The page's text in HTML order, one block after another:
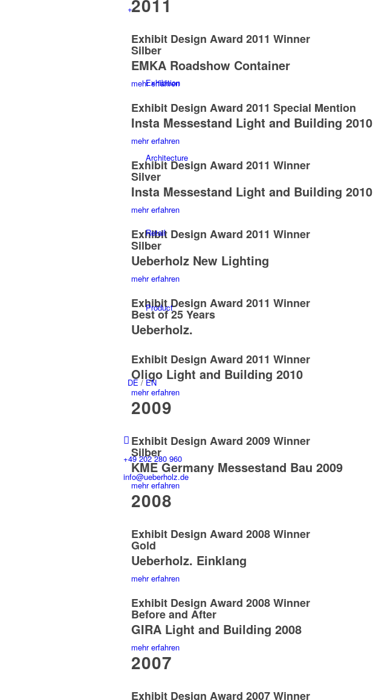
+
Exhibition
Architecture
Retail
Product
DE/EN
+49 202 280 960
info@ueberholz.de
2011
Exhibit Design Award 2011 Winner
Silber
EMKA Roadshow Container
mehr erfahren
Exhibit Design Award 2011 Special Mention
Insta Messestand Light and Building 2010
mehr erfahren
Exhibit Design Award 2011 Winner
Silver
Insta Messestand Light and Building 2010
mehr erfahren
Exhibit Design Award 2011 Winner
Silber
Ueberholz New Lighting
mehr erfahren
Exhibit Design Award 2011 Winner
Best of 25 Years
Ueberholz.
Exhibit Design Award 2011 Winner
Oligo Light and Building 2010
mehr erfahren
2009
Exhibit Design Award 2009 Winner
Silber
KME Germany Messestand Bau 2009
mehr erfahren
2008
Exhibit Design Award 2008 Winner
Gold
Ueberholz. Einklang
mehr erfahren
Exhibit Design Award 2008 Winner
Before and After
GIRA Light and Building 2008
mehr erfahren
2007
Exhibit Design Award 2007 Winner